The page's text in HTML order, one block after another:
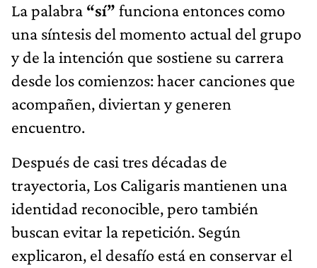
La palabra “sí” funciona entonces como
una síntesis del momento actual del grupo
y de la intención que sostiene su carrera
desde los comienzos: hacer canciones que
acompañen, diviertan y generen
encuentro.
Después de casi tres décadas de
trayectoria, Los Caligaris mantienen una
identidad reconocible, pero también
buscan evitar la repetición. Según
explicaron, el desafío está en conservar el